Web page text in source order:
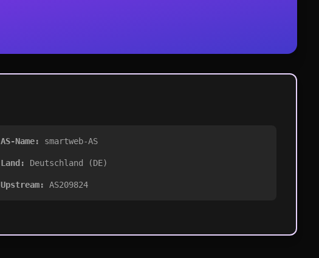
AS-Name: smartweb-AS
Land: Deutschland (DE)
Upstream: AS209824